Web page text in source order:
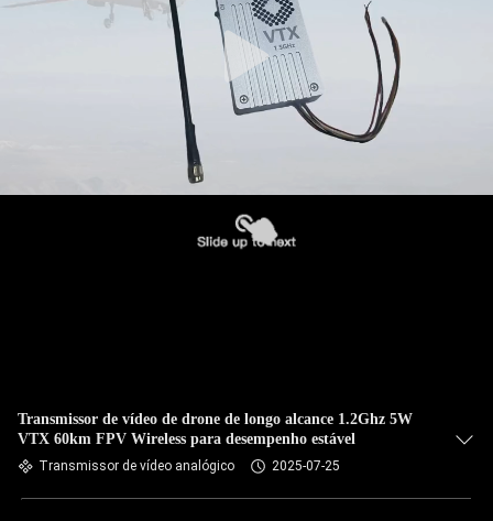
Transmissor de vídeo de drone de longo alcance 1.2Ghz 5W
VTX 60km FPV Wireless para desempenho estável
Transmissor de vídeo analógico 2025-07-25